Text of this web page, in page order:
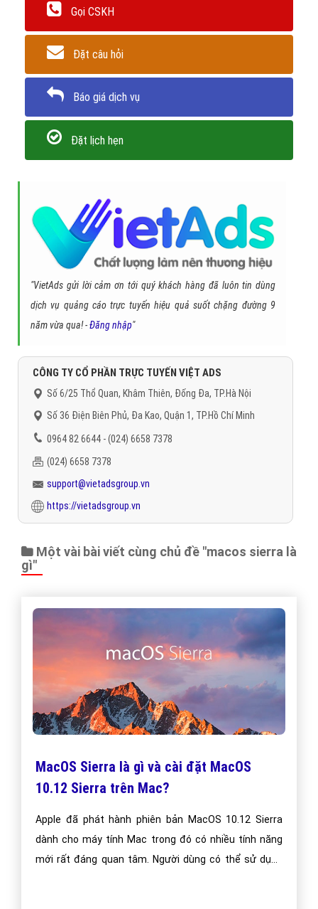
Gọi CSKH
Đặt câu hỏi
Báo giá dịch vụ
Đặt lịch hẹn
"VietAds gửi lời cảm ơn tới quý khách hàng đã luôn tin dùng
dịch vụ quảng cáo trực tuyến hiệu quả suốt chặng đường 9
năm vừa qua! -Đăng nhập"
CÔNG TY CỔ PHẦN TRỰC TUYẾN VIỆT ADS
Số 6/25 Thổ Quan, Khâm Thiên, Đống Đa, TP.Hà Nội
Số 36 Điện Biên Phủ, Đa Kao, Quận 1, TP.Hồ Chí Minh
0964 82 6644 - (024) 6658 7378
(024) 6658 7378
support@vietadsgroup.vn
https://vietadsgroup.vn
Một vài bài viết cùng chủ đề "macos sierra là
gì"
MacOS Sierra là gì và cài đặt MacOS
10.12 Sierra trên Mac?
Apple đã phát hành phiên bản MacOS 10.12 Sierra
dành cho máy tính Mac trong đó có nhiều tính năng
mới rất đáng quan tâm. Người dùng có thể sử dụng